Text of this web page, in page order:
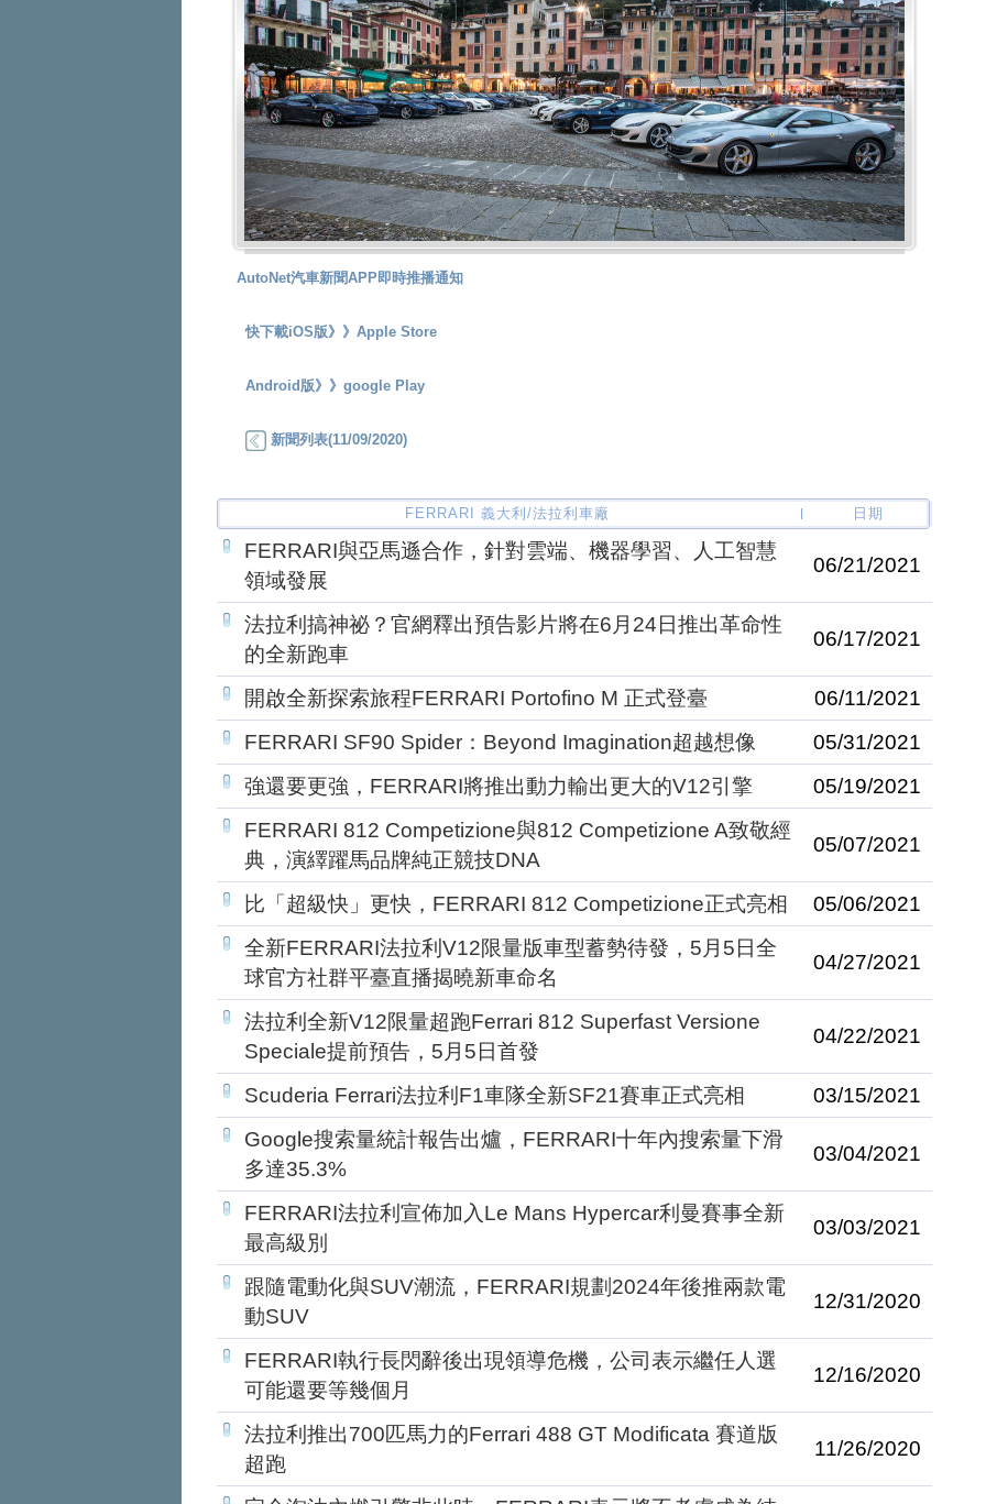
AutoNet汽車新聞APP即時推播通知
快下載iOS版》》 Apple Store
Android版》》 google Play
新聞列表(11/09/2020)
FERRARI 義大利/法拉利車廠 日期
FERRARI與亞馬遜合作，針對雲端、機器學習、人工智慧
領域發展
06/21/2021
法拉利搞神祕？官網釋出預告影片將在6月24日推出革命性
的全新跑車
06/17/2021
開啟全新探索旅程FERRARI Portofino M 正式登臺
06/11/2021
FERRARI SF90 Spider：Beyond Imagination超越想像
05/31/2021
強還要更強，FERRARI將推出動力輸出更大的V12引擎
05/19/2021
FERRARI 812 Competizione與812 Competizione A致敬經
典，演繹躍馬品牌純正競技DNA
05/07/2021
比「超級快」更快，FERRARI 812 Competizione正式亮相
05/06/2021
全新FERRARI法拉利V12限量版車型蓄勢待發，5月5日全
球官方社群平臺直播揭曉新車命名
04/27/2021
法拉利全新V12限量超跑Ferrari 812 Superfast Versione
Speciale提前預告，5月5日首發
04/22/2021
Scuderia Ferrari法拉利F1車隊全新SF21賽車正式亮相
03/15/2021
Google搜索量統計報告出爐，FERRARI十年內搜索量下滑
多達35.3%
03/04/2021
FERRARI法拉利宣佈加入Le Mans Hypercar利曼賽事全新
最高級別
03/03/2021
跟隨電動化與SUV潮流，FERRARI規劃2024年後推兩款電
動SUV
12/31/2020
FERRARI執行長閃辭後出現領導危機，公司表示繼任人選
可能還要等幾個月
12/16/2020
法拉利推出700匹馬力的Ferrari 488 GT Modificata 賽道版
超跑
11/26/2020